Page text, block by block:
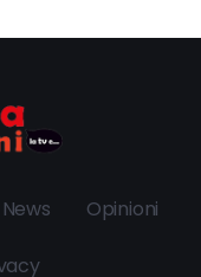
News Opinioni